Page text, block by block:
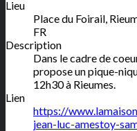
Lieu
Place du Foirail,
FR
Description
Dans le cadre de
propose un pique-
12h30 à Rieumes.
Lien
https://
jean-luc-amestoy-